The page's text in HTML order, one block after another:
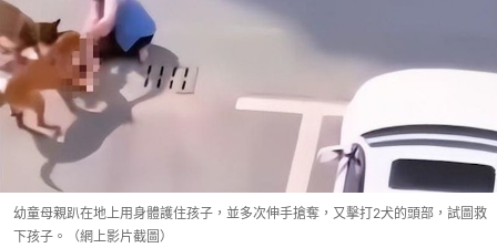
幼童母親趴在地上用身體護住孩子，並多次伸手搶奪，又擊打2犬的頭部，試圖救
下孩子。（網上影片截圖）